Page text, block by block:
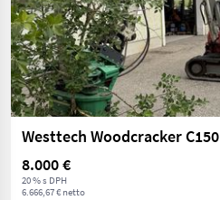
Westtech Woodcracker C150
8.000 €
20 % s DPH
6.666,67 € netto